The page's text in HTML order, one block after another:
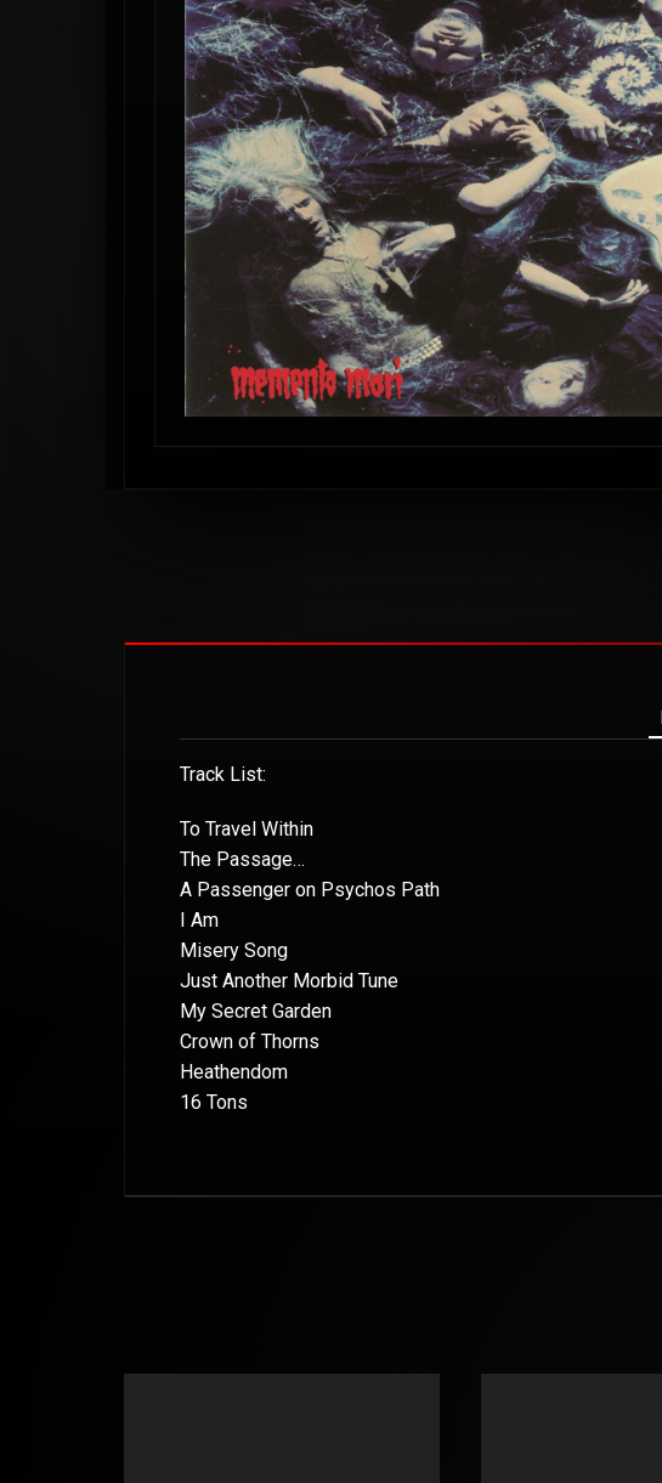
Track List:
To Travel Within
The Passage…
A Passenger on Psychos Path
I Am
Misery Song
Just Another Morbid Tune
My Secret Garden
Crown of Thorns
Heathendom
16 Tons